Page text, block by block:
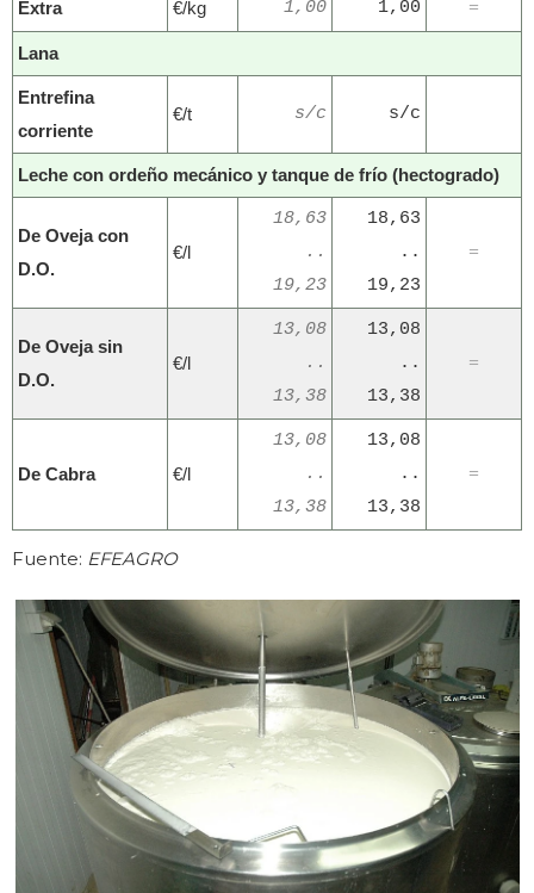
Extra €/kg 1,00 1,00 =
Lana
Entrefina
corriente
€/t s/c s/c
Leche con ordeño mecánico y tanque de frío (hectogrado)
De Oveja con
D.O.
€/l
18,63
..
19,23
18,63
..
19,23
=
De Oveja sin
D.O.
€/l
13,08
..
13,38
13,08
..
13,38
=
De Cabra €/l
13,08
..
13,38
13,08
..
13,38
=
Fuente: EFEAGRO